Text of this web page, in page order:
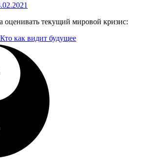
оценивать текущий мировой кризис:
Кто как видит будущее